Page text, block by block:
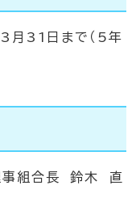
月31日まで（5年
事組合長 鈴木 直